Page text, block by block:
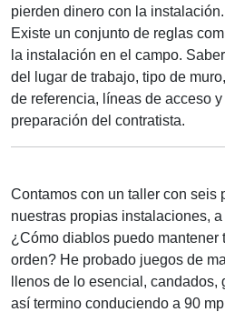
pierden dinero con la instalación.
Existe un conjunto de reglas
la instalación en el campo.
del lugar de trabajo, tipo de
de referencia, líneas de acceso
preparación del contratista.
Contamos con un taller con seis
nuestras propias instalaciones,
¿Cómo diablos puedo mantener
orden? He probado juegos de
llenos de lo esencial,
así termino conduciendo a 90